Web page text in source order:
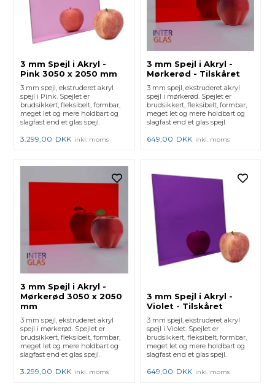
3 mm Spejl i Akryl -
Pink 3050 x 2050 mm
3 mm spejl, ekstruderet akryl
spejl i Pink. Spejlet er
brudsikkert, fleksibelt, formbar,
meget let og mere holdbart og
slagfast end et glas spejl.
3.299,00 DKK inkl. moms
3 mm Spejl i Akryl -
Mørkerød - Tilskåret
3 mm spejl, ekstruderet akryl
spejl i mørkerød. Spejlet er
brudsikkert, fleksibelt, formbar,
meget let og mere holdbart og
slagfast end et glas spejl.
649,00 DKK inkl. moms
3 mm Spejl i Akryl -
Mørkerød 3050 x 2050
mm
3 mm spejl, ekstruderet akryl
spejl i mørkerød. Spejlet er
brudsikkert, fleksibelt, formbar,
meget let og mere holdbart og
slagfast end et glas spejl.
3.299,00 DKK inkl. moms
3 mm Spejl i Akryl -
Violet - Tilskåret
3 mm spejl, ekstruderet akryl
spejl i Violet. Spejlet er
brudsikkert, fleksibelt, formbar,
meget let og mere holdbart og
slagfast end et glas spejl.
649,00 DKK inkl. moms